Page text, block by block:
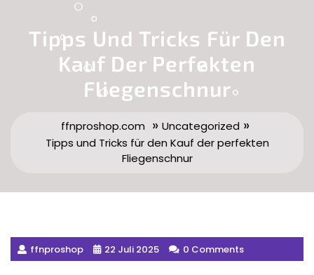
Tipps Und Tricks Für Den
Kauf Der Perfekten
Fliegenschnur
ffnproshop.com » Uncategorized »
Tipps und Tricks für den Kauf der perfekten
Fliegenschnur
ffnproshop 22 Juli 2025 0 Comments